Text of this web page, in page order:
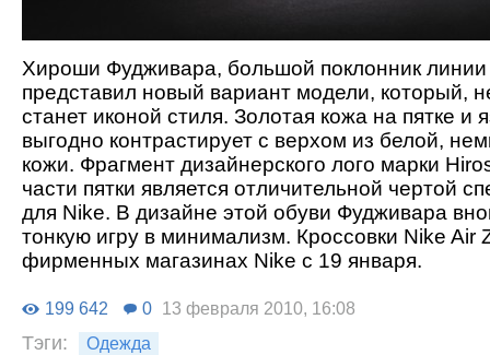
Хироши Фудживара, большой поклонник
представил новый вариант модели, который,
станет иконой стиля. Золотая кожа на пятке и
выгодно контрастирует с верхом из белой,
кожи. Фрагмент дизайнерского лого марки
части пятки является отличительной чертой
для Nike. В дизайне этой обуви Фудживара
тонкую игру в минимализм. Кроссовки Nike Air
фирменных магазинах Nike c 19 января.
199 642 0 13 февраля 2010, 16:08
Тэги: Одежда